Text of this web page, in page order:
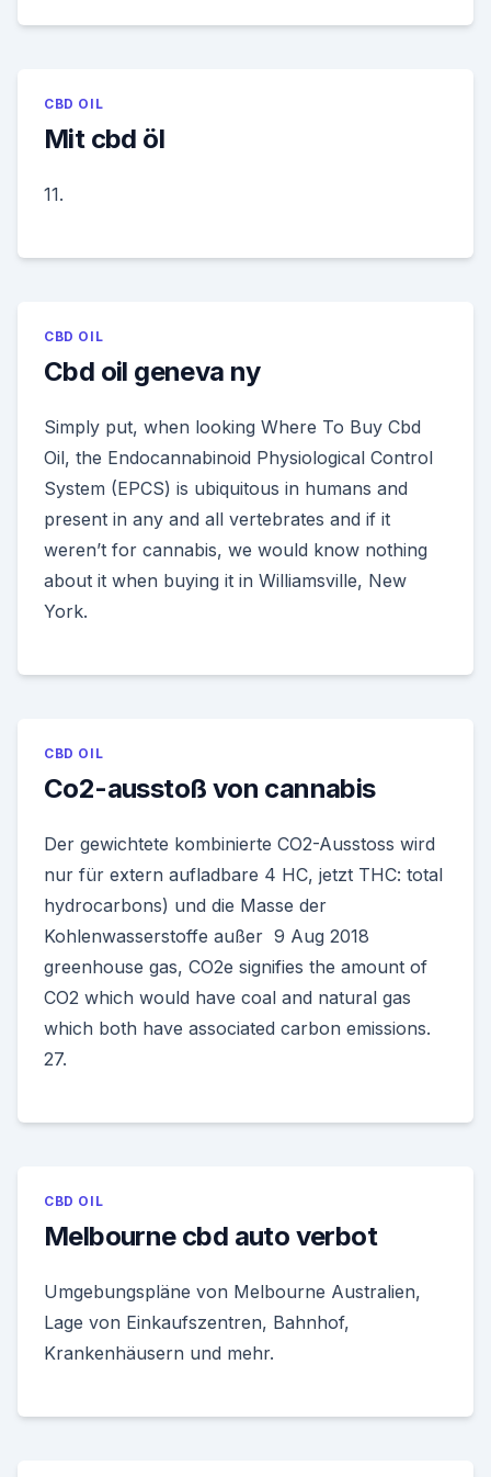
CBD OIL
Mit cbd öl
11.
CBD OIL
Cbd oil geneva ny
Simply put, when looking Where To Buy Cbd
Oil, the Endocannabinoid Physiological Control
System (EPCS) is ubiquitous in humans and
present in any and all vertebrates and if it
weren’t for cannabis, we would know nothing
about it when buying it in Williamsville, New
York.
CBD OIL
Co2-ausstoß von cannabis
Der gewichtete kombinierte CO2-Ausstoss wird
nur für extern aufladbare 4 HC, jetzt THC: total
hydrocarbons) und die Masse der
Kohlenwasserstoffe außer 9 Aug 2018
greenhouse gas, CO2e signifies the amount of
CO2 which would have coal and natural gas
which both have associated carbon emissions.
27.
CBD OIL
Melbourne cbd auto verbot
Umgebungspläne von Melbourne Australien,
Lage von Einkaufszentren, Bahnhof,
Krankenhäusern und mehr.